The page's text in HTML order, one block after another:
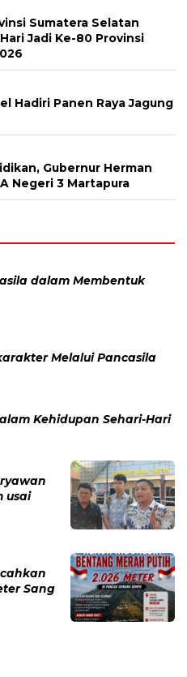
Sumatera Selatan
Jadi Ke-80 Provinsi
Hadiri Panen Raya Jagung
Gubernur Herman
Negeri 3 Martapura
dalam Membentuk
Melalui Pancasila
Kehidupan Sehari-Hari
usai
Sang